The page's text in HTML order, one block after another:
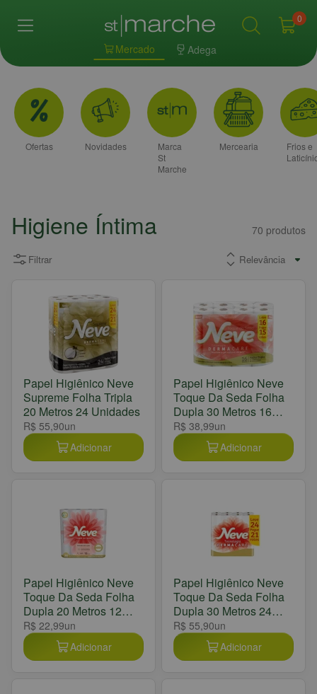
Mercado Adega
0
Ofertas Novidades
Marca
St
Marche
Mercearia
Frios e
Higiene Íntima 70 produtos
Filtrar
Papel Higiênico Neve
Supreme Folha Tripla
20 Metros 24 Unidades
R$ 55,90un
Adicionar
Papel Higiênico Neve
Toque Da Seda Folha
Dupla 30 Metros 16
Unidades
R$ 38,99un
Adicionar
Papel Higiênico Neve
Toque Da Seda Folha
Dupla 20 Metros 12
Unidades
R$ 22,99un
Adicionar
Papel Higiênico Neve
Toque Da Seda Folha
Dupla 30 Metros 24
Unidades
R$ 55,90un
Adicionar